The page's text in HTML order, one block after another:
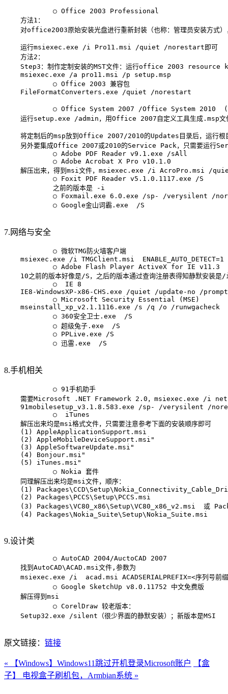
            ○ Office 2003 Professional
    方法1：
对office2003原始安装光盘进行重新封装（也称：管理员安装方式
    运行msiexec.exe /i Pro11.msi /quiet /norestart即可
    方法2：
Step3：制作定制安装的MST文件：运行office 2003 resource
    msiexec.exe /a pro11.msi /p setup.msp
            ○ Office 2003 兼容包
    FileFormatConverters.exe /quiet /norestart
○ Office System 2007 /Office System 2010
运行setup.exe /admin，用Office 2007自定义工具生成.msp文
将定制后的msp放到Office 2007/2010的Updates目录后，运行
另外要集成Office 2007或2010的Service Pack，只需要运行
            ○ Adobe PDF Reader v9.1.exe /sAll
            ○ Adobe Acrobat X Pro v10.1.0
解压出来，得到msi文件，msiexec.exe /i AcroPro.msi /
            ○ Foxit PDF Reader v5.1.0.1117.exe /S
            之前的版本是 -i
○ Foxmail.exe 6.0.exe /sp- /verysilent /
            ○ Google金山词霸.exe  /S
7.网络与安全
            ○ 微软TMG防火墙客户端
msiexec.exe /i TMGClient.msi
            ○ Adobe Flash Player ActiveX for IE v11.3
10之前的版本好像是/S，之后的版本通过查询注册表得知静默安
            ○  IE 8
IE8-WindowsXP-x86-CHS.exe /quiet /update-no /
            ○ Microsoft Security Essential (MSE)
    mseinstall_xp_v2.1.1116.exe /s /q /o /runwgacheck
            ○ 360安全卫士.exe  /S
            ○ 超级兔子.exe  /S
            ○ PPLive.exe /S
            ○ 迅雷.exe  /S
8.手机相关
            ○ 91手机助手
需要Microsoft .NET Framework 2.0，msiexec.exe /i
91mobilesetup_v3.1.8.583.exe /sp- /verysilent /
            ○  iTunes
    解压出来均是msi格式文件，只需要注意参考下面的安装顺序即可
    (1) AppleApplicationSupport.msi
    (2) AppleMobileDeviceSupport.msi"
    (3) AppleSoftwareUpdate.msi"
    (4) Bonjour.msi"
    (5) iTunes.msi"
            ○ Nokia 套件
    同理解压出来均是msi文件，顺序：
(1)
    (2) Packages\PCCS\Setup\PCCS.msi
(3) Packages\VC80_x86\Setup\VC80_x86_v2.msi  或
    (4) Packages\Nokia_Suite\Setup\Nokia_Suite.msi
9.设计类
            ○ AutoCAD 2004/AuctoCAD 2007
    找到AutoCAD\ACAD.msi文件,参数为
msiexec.exe /i  acad.msi ACADSERIALPREFIX=<序列号前
            ○ Google SketchUp v8.0.11752 中文免费版
    解压得到msi
            ○ CorelDraw 较老版本：
    Setup32.exe /silent（很少界面的静默安装）；新版本是MSI
原文链接： 链接
« 【Windows】Windows11跳过开机登录Microsoft账户
【盒
子】 电视盒子刷机包，Armbian系统 »